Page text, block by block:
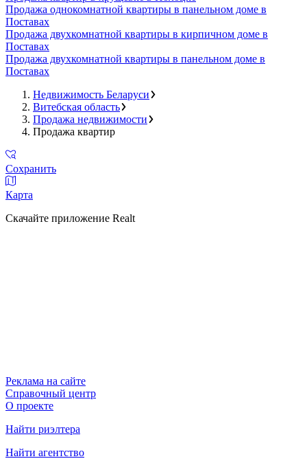
Продажа однокомнатной квартиры в панельном доме в
Поставах
Продажа двухкомнатной квартиры в кирпичном доме в
Поставах
Продажа двухкомнатной квартиры в панельном доме в
Поставах
Недвижимость Беларуси
Витебская область
Продажа недвижимости
Продажа квартир
Сохранить
Карта
Скачайте приложение Realt
Реклама на сайте
Справочный центр
О проекте
Найти риэлтера
Найти агентство